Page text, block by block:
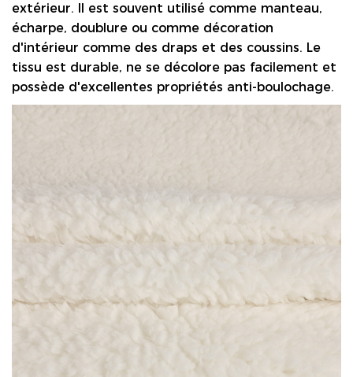
extérieur. Il est souvent utilisé comme manteau,
écharpe, doublure ou comme décoration
d'intérieur comme des draps et des coussins. Le
tissu est durable, ne se décolore pas facilement et
possède d'excellentes propriétés anti-boulochage.